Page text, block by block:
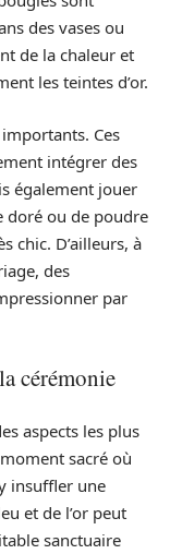
des vases ou
de la chaleur et
les teintes d’or.
Ces
intégrer des
également jouer
doré ou de poudre
chic. D’ailleurs, à
des
par
cérémonie
aspects les plus
sacré où
insuffler une
et de l’or peut
sanctuaire